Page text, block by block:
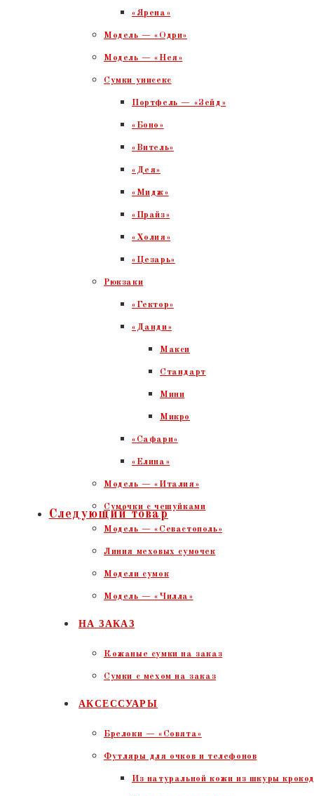
«Ярена»
Модель — «Одри»
Модель — «Нея»
Сумки унисекс
Портфель — «Зейд»
«Боно»
«Витель»
«Дея»
«Мидж»
«Прайз»
«Холия»
«Цезарь»
Рюкзаки
«Гектор»
«Данди»
Макси
Стандарт
Мини
Микро
«Сафари»
«Елина»
Модель — «Италия»
Сумочки с чешуйками
Модель — «Севастополь»
Линия меховых сумочек
Модели сумок
Модель — «Чилла»
НА ЗАКАЗ
Кожаные сумки на заказ
Сумки с мехом на заказ
АКСЕССУАРЫ
Брелоки — «Совята»
Футляры для очков и телефонов
Из натуральной кожи из шкуры
Следующий товар